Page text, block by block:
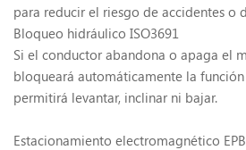
para reducir el riesgo de accidentes o
Bloqueo hidráulico ISO3691
Si el conductor abandona o apaga el
bloqueará automáticamente la
permitirá levantar, inclinar ni bajar.
Estacionamiento electromagnético